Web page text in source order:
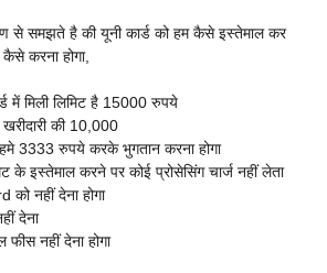
से समझते है की यूनी कार्ड को हम कैसे इस्तेमाल कर
करना होगा,
में मिली लिमिट है 15000 रुपये
की 10,000
3333 रुपये करके भुगतान करना होगा
के इस्तेमाल करने पर कोई प्रोसेसिंग चार्ज नहीं लेता
को नहीं देना होगा
देना
फीस नहीं देना होगा